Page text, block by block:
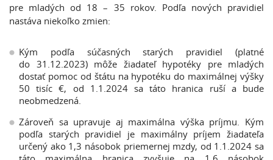
pre mladých od 18 – 35 rokov. Podľa nových pravidiel
nastáva niekoľko zmien:
Kým podľa súčasných starých pravidiel (platné
do 31.12.2023) môže žiadateľ hypotéky pre mladých
dostať pomoc od štátu na hypotéku do maximálnej výšky
50 tisíc €, od 1.1.2024 sa táto hranica ruší a bude
neobmedzená.
Zároveň sa upravuje aj maximálna výška príjmu. Kým
podľa starých pravidiel je maximálny príjem žiadateľa
určený ako 1,3 násobok priemernej mzdy, od 1.1.2024 sa